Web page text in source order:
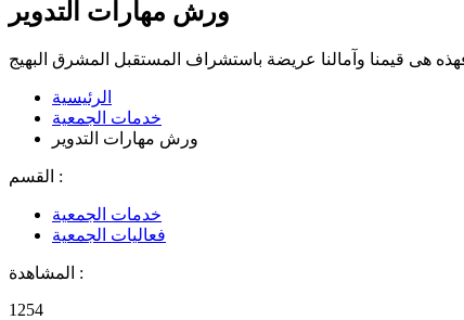
ورش مهارات التدوير
فهذه هى قيمنا وآمالنا عريضة باستشراف المستقبل المشرق البهيج
الرئيسية
خدمات الجمعية
ورش مهارات التدوير
القسم :
خدمات الجمعية
فعاليات الجمعية
المشاهدة :
1254